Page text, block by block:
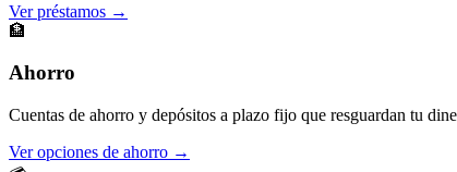
Ver préstamos →
🏦
Ahorro
Cuentas de ahorro y depósitos a plazo fijo que resguardan tu
Ver opciones de ahorro →